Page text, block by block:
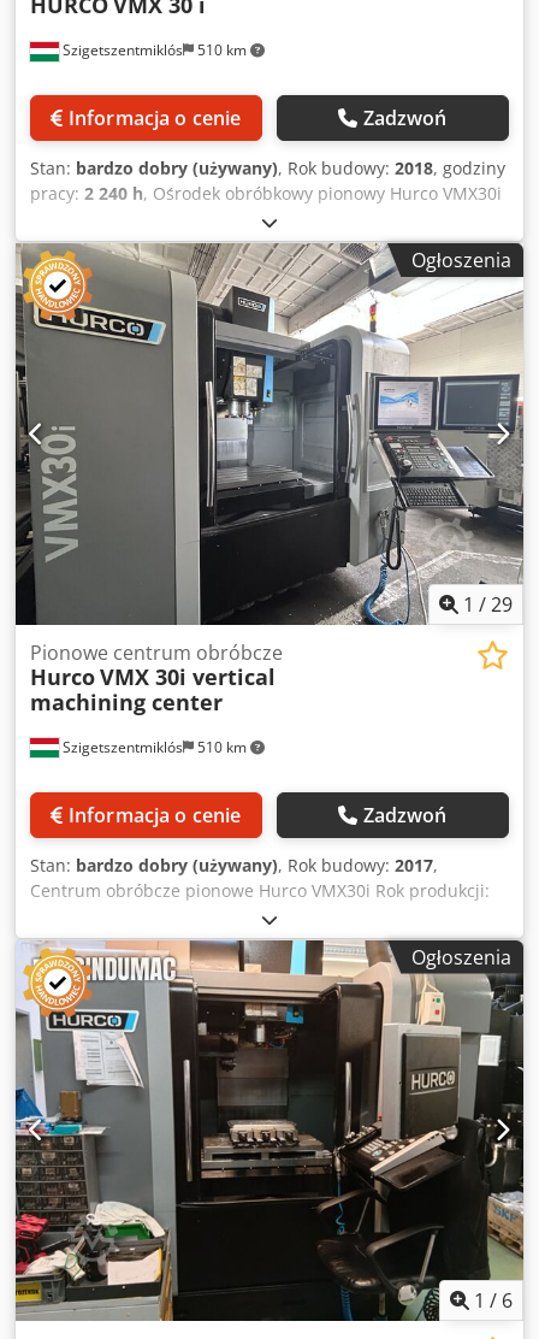
Szigetszentmiklós 510 km
Informacja o cenie Zadzwoń
Stan: bardzo dobry (używany), Rok budowy: 2018, godziny
pracy: 2 240 h, Ośrodek obróbkowy pionowy Hurco VMX30i
Rok produkcji: 2018 Liczba godzin pracy: 8220 Liczba
godzin pracy wrzeciona: 2240 Dane techniczne:
Przemieszczenie osi X: 760 mm Przemieszczenie osi Y: 510
mm Przemieszczenie osi Z: 610 mm Wymiary stołu:
1020x510 mm Obciążenie stołu: 1000 kg Typ mocowania
narzędzia: SK40 Prędkość obrotowa wrzeciona: do 12000
obr./min Magazynek narzędzi: 30 pozycji Maksymalna
waga narzędzia: 7 kg Maksymalna średnica narzędzia: 80
mm Csdpfjzqzwpsx Akverf Maksymalna długość narzędzia:
300 mm Szybkość przemieszczania w osiach X/Y/Z:
35/35/30 m/min Waga: 4800 kg Akcesoria/opcje: -
Chłodzenie przez wrzeciono - Transporter wiórów - System
chłodzenia - Chłodzenie wrzeciona Maszyna dostępna w
naszym magazynie. Elementy mocujące, imadła, nie są
objęte zakresem dostawy.
Ogłoszenia
1 /29
Szigetszentmiklós 510 km
Pionowe centrum obróbcze
HurcoVMX 30i vertical
machining center
Informacja o cenie Zadzwoń
Stan: bardzo dobry (używany), Rok budowy: 2017,
Centrum obróbcze pionowe Hurco VMX30i Rok produkcji:
2017 Dane techniczne: Przesuw w osi X: 760 mm Przesuw
w osi Y: 510 mm Przesuw w osi Z: 610 mm Wielkość stołu:
1020x510 mm Obciążenie stołu: 1000 kg Stożek wrzeciona:
SK40 Prędkość obrotowa wrzeciona do 12000 obr/min
Magazyn narzędzi: 30 pozycji Maks. waga narzędzia: 7 kg
Maks. średnica narzędzia: 80 mm Maks. długość narzędzia:
300 mm Prędkość szybkich przesuwów X/Y/Z: 35/35/30
m/min Waga: 4800 kg Wyposażenie/dodatki: - Liniał
pomiarowy na wszystkich osiach, podwyższona dokładność
- Chłodzenie przez wrzeciono - Transporter wiórów
Cedpfxjzf Rxfo Akvorf - System chłodzenia - Chłodzenie
wrzeciona - Opcje programowe zgodnie ze zdjęciami
Maszyna podłączona pod zasilanie w naszym magazynie.
Jednostki zaciskowe, imadła oraz odciąg pyłu nie są częścią
dostawy.
Ogłoszenia
1 / 6